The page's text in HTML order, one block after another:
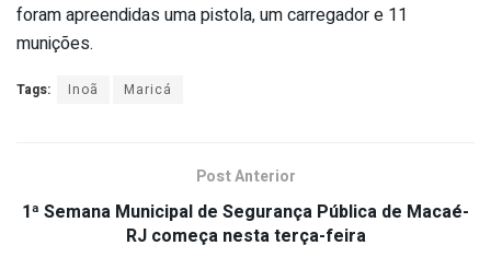
foram apreendidas uma pistola, um carregador e 11
munições.
Tags: Inoã Maricá
Post Anterior
1ª Semana Municipal de Segurança Pública de Macaé-
RJ começa nesta terça-feira